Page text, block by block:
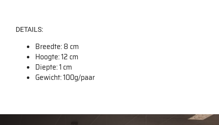
DETAILS:
Breedte: 8 cm
Hoogte: 12 cm
Diepte: 1 cm
Gewicht: 100g/paar